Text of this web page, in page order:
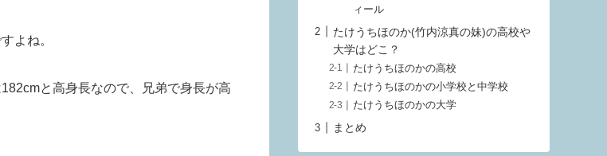
よね。
と高身長なので、兄弟で身長が高
ィール
たけうちほのか(竹内涼真の妹)の高校や
大学はどこ？
たけうちほのかの高校
たけうちほのかの小学校と中学校
たけうちほのかの大学
まとめ